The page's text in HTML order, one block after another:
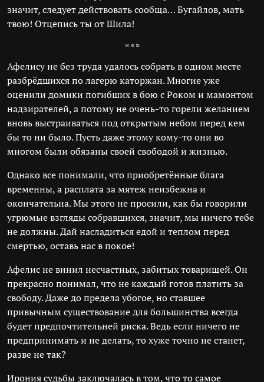
значит, следует действовать сообща… Бугайлов, мать
твою! Отцепись ты от Шила!
* * *
Афелису не без труда удалось собрать в одном месте
разбрёдшихся по лагерю каторжан. Многие уже
оценили домики погибших в бою с Роком и мамонтом
надзирателей, а потому не очень-то горели желанием
вновь выстраиваться под открытым небом перед кем
бы то ни было. Пусть даже этому кому-то они во
многом были обязаны своей свободой и жизнью.
Однако все понимали, что приобретённые блага
временны, а расплата за мятеж неизбежна и
окончательна. Мы этого не просили, как бы говорили
угрюмые взгляды собравшихся, значит, мы ничего тебе
не должны. Дай насладиться едой и теплом перед
смертью, оставь нас в покое!
Афелис не винил несчастных, забитых товарищей. Он
прекрасно понимал, что не каждый готов платить за
свободу. Даже до предела убогое, но ставшее
привычным существование для большинства всегда
будет предпочтительней риска. Ведь если ничего не
предпринимать и не делать, то хуже точно не станет,
разве не так?
Ирония судьбы заключалась в том, что то самое